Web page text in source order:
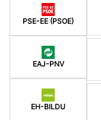
PSE-EE (PSOE)
EAJ-PNV
EH-BILDU